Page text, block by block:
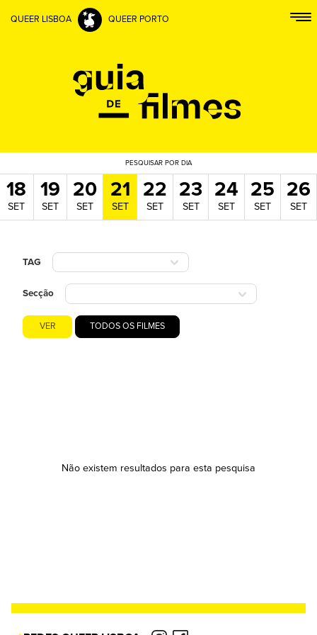
QUEER LISBOA QUEER PORTO
PESQUISAR POR DIA
18
SET
19
SET
20
SET
21
SET
22
SET
23
SET
24
SET
25
SET
26
SET
TAG
Secção
VER TODOS OS FILMES
Não existem resultados para esta pesquisa